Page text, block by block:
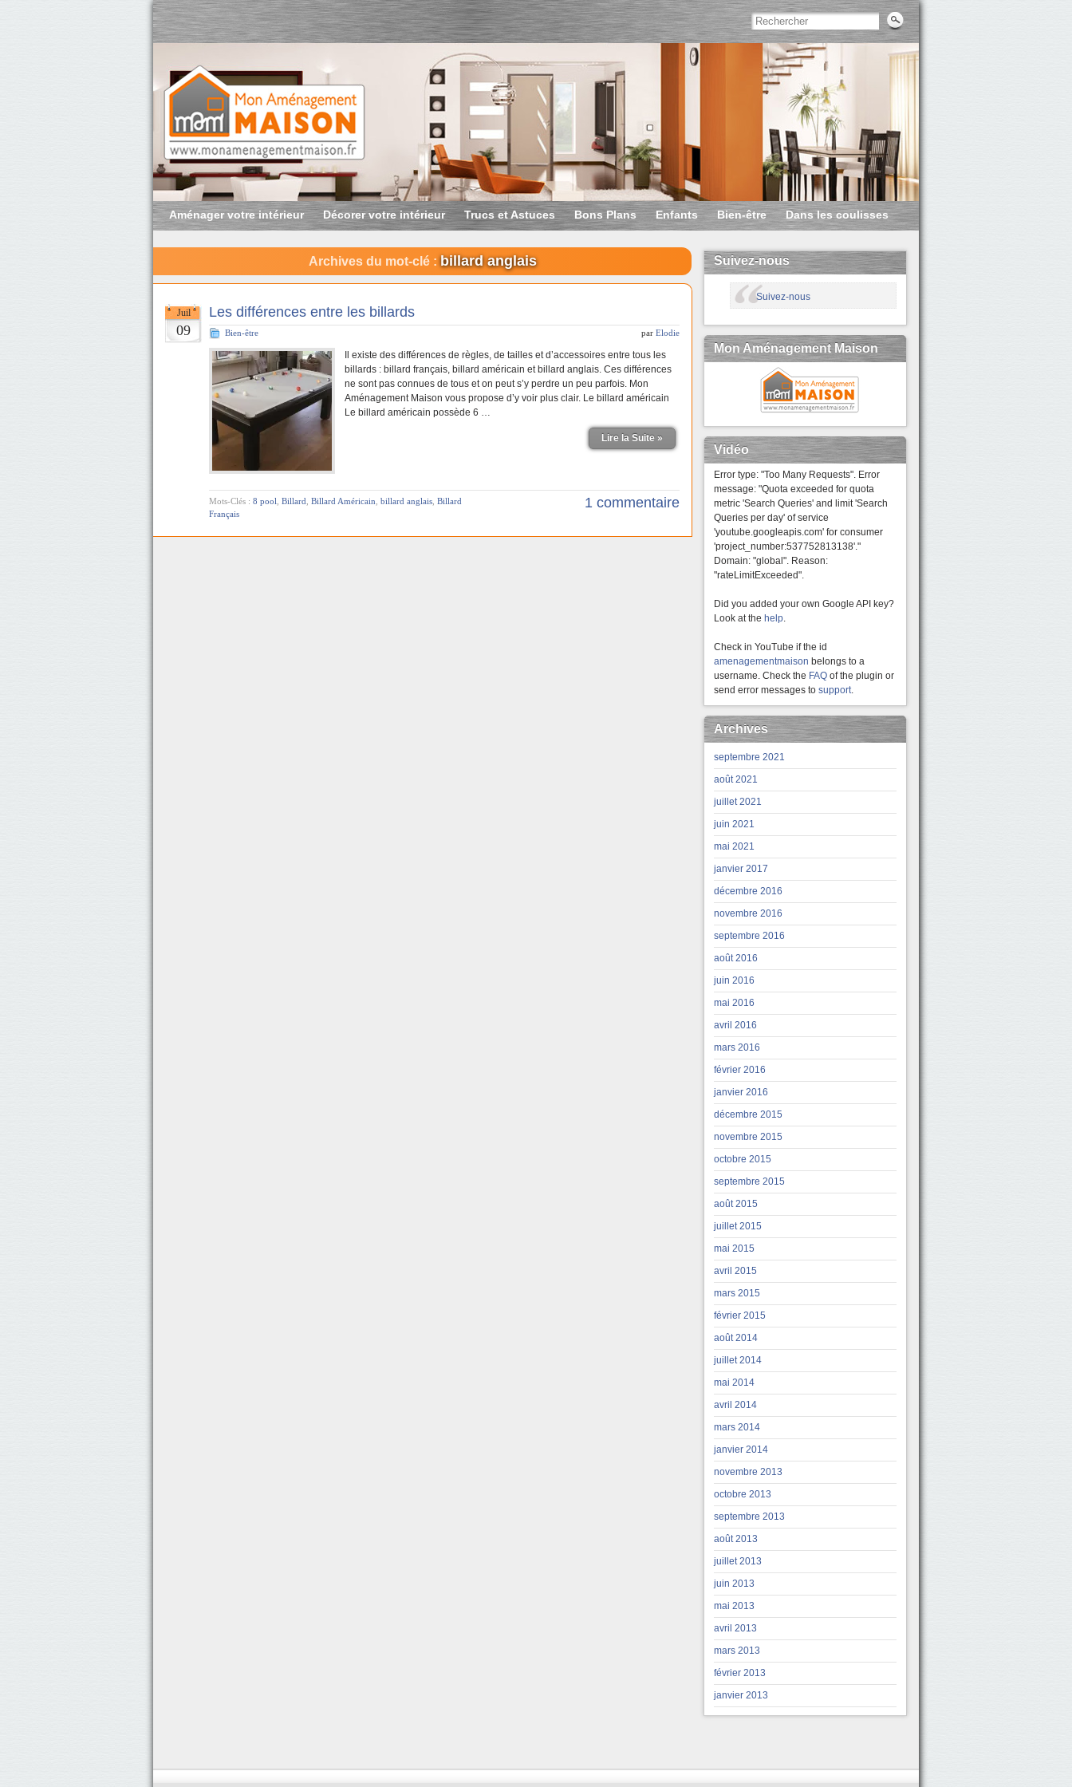
Aménager votre intérieur Décorer votre intérieur Trucs et Astuces Bons Plans Enfants Bien-être Dans les coulisses
Archives du mot-clé : billard anglais
Juil
09
Les différences entre les billards
Bien-être par Elodie
Il existe des différences de règles, de tailles et d’accessoires entre tous les
billards : billard français, billard américain et billard anglais. Ces différences
ne sont pas connues de tous et on peut s’y perdre un peu parfois. Mon
Aménagement Maison vous propose d’y voir plus clair. Le billard américain
Le billard américain possède 6 …
Lire la Suite »
Mots-Clés : 8 pool Billard Billard Américain billard anglais Billard
Français
1 commentaire
Suivez-nous
Suivez-nous
Mon Aménagement Maison
Vidéo
Error type: "Too Many Requests". Error
message: "Quota exceeded for quota
metric 'Search Queries' and limit 'Search
Queries per day' of service
'youtube.googleapis.com' for consumer
'project_number:537752813138'."
Domain: "global". Reason:
"rateLimitExceeded".
Did you added your own Google API key?
Look at the help.
Check in YouTube if the id
amenagementmaison belongs to a
username. Check the FAQ of the plugin or
send error messages to support.
Archives
septembre 2021
août 2021
juillet 2021
juin 2021
mai 2021
janvier 2017
décembre 2016
novembre 2016
septembre 2016
août 2016
juin 2016
mai 2016
avril 2016
mars 2016
février 2016
janvier 2016
décembre 2015
novembre 2015
octobre 2015
septembre 2015
août 2015
juillet 2015
mai 2015
avril 2015
mars 2015
février 2015
août 2014
juillet 2014
mai 2014
avril 2014
mars 2014
janvier 2014
novembre 2013
octobre 2013
septembre 2013
août 2013
juillet 2013
juin 2013
mai 2013
avril 2013
mars 2013
février 2013
janvier 2013